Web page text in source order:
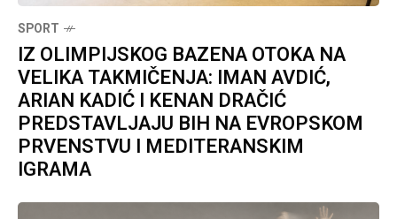
SPORT
IZ OLIMPIJSKOG BAZENA OTOKA NA
VELIKA TAKMIČENJA: IMAN AVDIĆ,
ARIAN KADIĆ I KENAN DRAČIĆ
PREDSTAVLJAJU BIH NA EVROPSKOM
PRVENSTVU I MEDITERANSKIM
IGRAMA